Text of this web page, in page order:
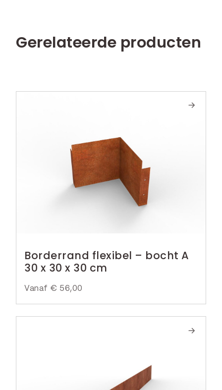
Gerelateerde producten
Borderrand flexibel – bocht A
30 x 30 x 30 cm
Vanaf € 56,00